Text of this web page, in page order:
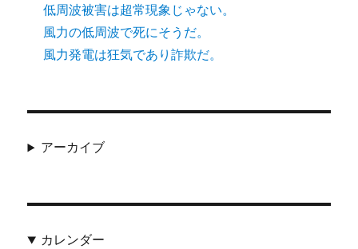
低周波被害は超常現象じゃない。
風力の低周波で死にそうだ。
風力発電は狂気であり詐欺だ。
アーカイブ
カレンダー